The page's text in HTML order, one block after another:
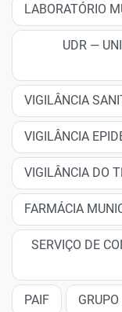
LABORATÓRIO
UDR —
VIGILÂNCIA
VIGILÂNCIA
VIGILÂNCIA DO
FARMÁCIA
SERVIÇO DE
PAIF